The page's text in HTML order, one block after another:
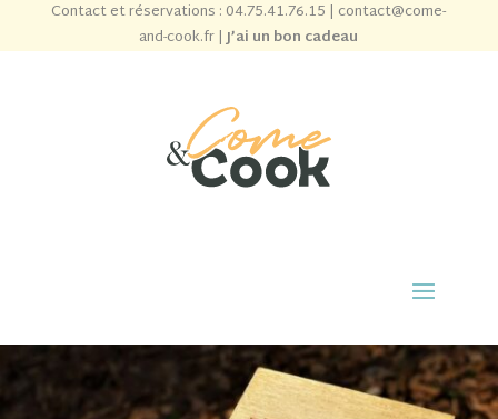
Contact et réservations : 04.75.41.76.15 | contact@come-
and-cook.fr|J’ai un bon cadeau